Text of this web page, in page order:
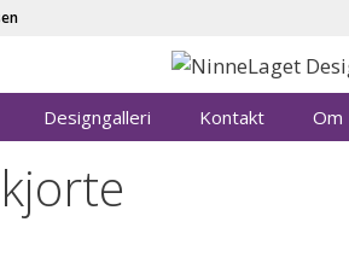
Designgalleri Kontakt Om